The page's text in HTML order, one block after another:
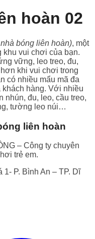
hoàn 02
bóng liên hoàn), một
khu vui chơi của bạn.
vững, leo treo, đu,
khi vui chơi trong
có nhiều mẩu mã đa
khách hàng. Với nhiều
nhún, đu, leo, cầu treo,
tường leo núi…
liên hoàn
– Công ty chuyên
trẻ em.
P. Bình An – TP. Dĩ